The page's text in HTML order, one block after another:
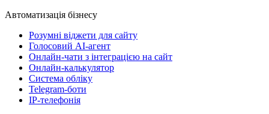
Автоматизація бізнесу
Розумні віджети для сайту
Голосовий АІ-агент
Онлайн-чати з інтеграцією на сайт
Онлайн-калькулятор
Система обліку
Telegram-боти
IP-телефонія